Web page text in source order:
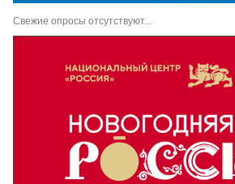
Свежие опросы отсутствуют...